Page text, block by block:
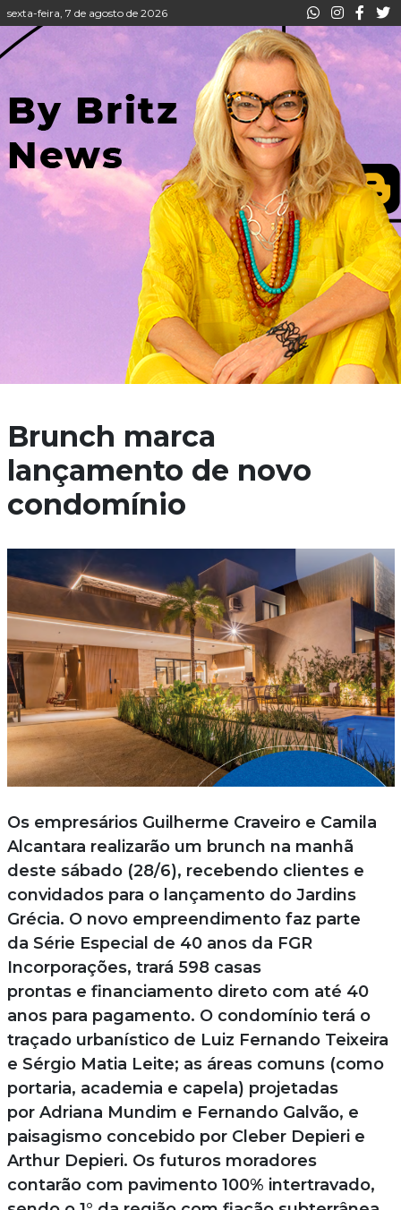
sexta-feira, 7 de agosto de 2026
Brunch marca
lançamento de novo
condomínio
Os empresários Guilherme Craveiro e Camila
Alcantara realizarão um brunch na manhã
deste sábado (28/6), recebendo clientes e
convidados para o lançamento do Jardins
Grécia. O novo empreendimento faz parte
da Série Especial de 40 anos da FGR
Incorporações, trará 598 casas
prontas e financiamento direto com até 40
anos para pagamento. O condomínio terá o
traçado urbanístico de Luiz Fernando Teixeira
e Sérgio Matia Leite; as áreas comuns (como
portaria, academia e capela) projetadas
por Adriana Mundim e Fernando Galvão, e
paisagismo concebido por Cleber Depieri e
Arthur Depieri. Os futuros moradores
contarão com pavimento 100% intertravado,